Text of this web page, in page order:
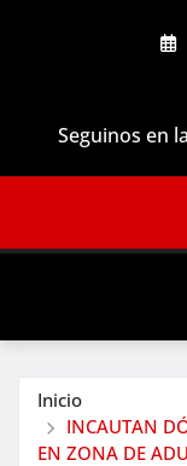
Seguinos en
Inicio
INCAUTAN
EN ZONA DE